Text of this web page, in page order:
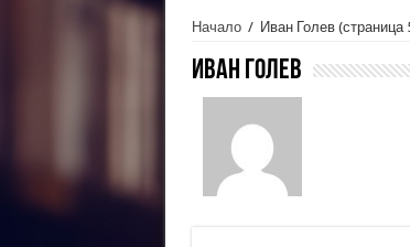
Начало / Иван Голев(страница
Иван Голев